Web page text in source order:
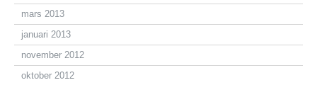
mars 2013
januari 2013
november 2012
oktober 2012